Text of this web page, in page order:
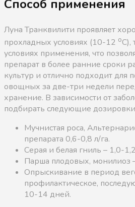
Способ применения
Луна Транквилити проявляет
прохладных условиях (10-12 оС),
условиях применения, что
препарат в более ранние сроки
культур и отлично подходит для
овощных за две-три недели
хранение. В зависимости от
подбирать следующие
Мучнистая роса,
препарата 0,6-0,8 л/га.
Серая и белая гниль – 1,0-
Парша плодовых, монилиоз
Опрыскивание в период
профилактическое,
10-14 дней.